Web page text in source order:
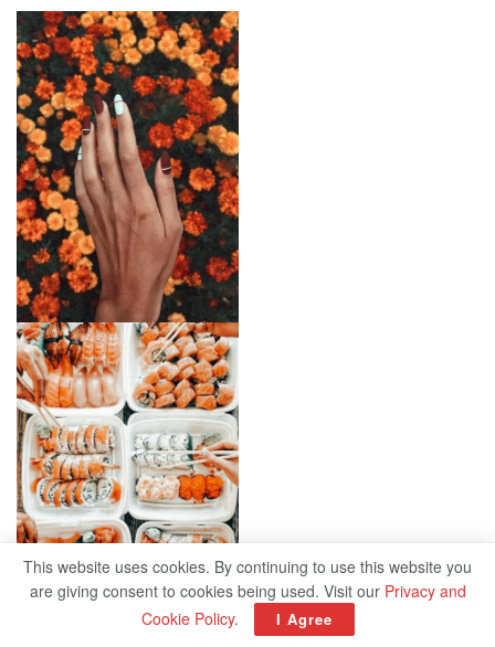
This website uses cookies. By continuing to use this website you
are giving consent to cookies being used. Visit our Privacy and
Cookie Policy. I Agree